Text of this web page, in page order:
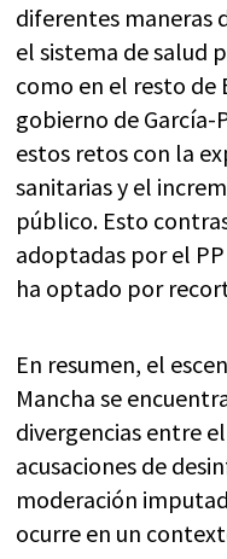
diferentes maneras
el sistema de salud
como en el resto de
gobierno de García-
estos retos con la
sanitarias y el
público. Esto
adoptadas por el
ha optado por
En resumen, el
Mancha se
divergencias entre el
acusaciones de
moderación
ocurre en un